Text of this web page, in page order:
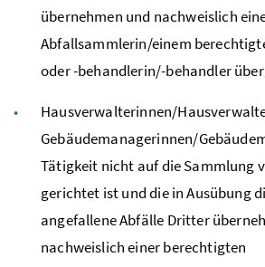
übernehmen und nachweislich
Abfallsammlerin/einem
oder -behandlerin/-behandler
Hausverwalterinnen/
Gebäudemanagerinnen/
Tätigkeit nicht auf die Sammlung
gerichtet ist und die in Ausübung
angefallene Abfälle Dritter
nachweislich einer berechtigten